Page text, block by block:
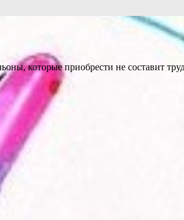
которые приобрести не составит